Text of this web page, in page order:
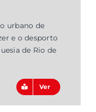
urbano de
e o desporto
de Rio de
Ver